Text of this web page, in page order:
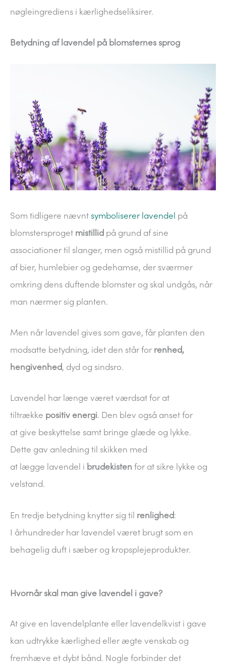
nøgleingrediens i kærlighedseliksirer.
Betydning af lavendel på blomsternes sprog
Som tidligere nævnt symboliserer lavendel på
blomstersproget mistillid på grund af sine
associationer til slanger, men også mistillid på grund
af bier, humlebier og gedehamse, der sværmer
omkring dens duftende blomster og skal undgås, når
man nærmer sig planten.
Men når lavendel gives som gave, får planten den
modsatte betydning, idet den står for renhed,
hengivenhed, dyd og sindsro.
Lavendel har længe været værdsat for at
tiltrække positiv energi. Den blev også anset for
at give beskyttelse samt bringe glæde og lykke.
Dette gav anledning til skikken med
at lægge lavendel i brudekisten for at sikre lykke og
velstand.
En tredje betydning knytter sig til renlighed:
I århundreder har lavendel været brugt som en
behagelig duft i sæber og kropsplejeprodukter.
Hvornår skal man give lavendel i gave?
At give en lavendelplante eller lavendelkvist i gave
kan udtrykke kærlighed eller ægte venskab og
fremhæve et dybt bånd. Nogle forbinder det